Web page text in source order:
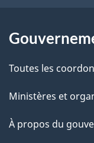
a
g
e
a
c
i
o
Toutes les
Ministères et
À propos du